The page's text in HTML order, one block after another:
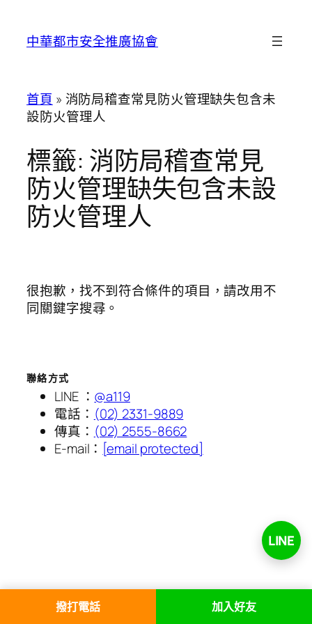
中華都市安全推廣協會
首頁 » 消防局稽查常見防火管理缺失包含未
設防火管理人
標籤: 消防局稽查常見
防火管理缺失包含未設
防火管理人
很抱歉，找不到符合條件的項目，請改用不
同關鍵字搜尋。
聯絡方式
LINE ： @a119
電話： (02) 2331-9889
傳真： (02) 2555-8662
E-mail： [email protected]
撥打電話 加入好友
LINE